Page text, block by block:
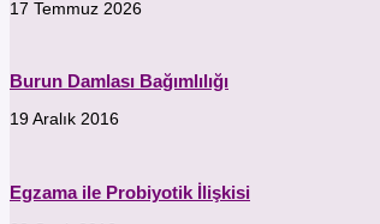
17 Temmuz 2026
Burun Damlası Bağımlılığı
19 Aralık 2016
Egzama ile Probiyotik İlişkisi